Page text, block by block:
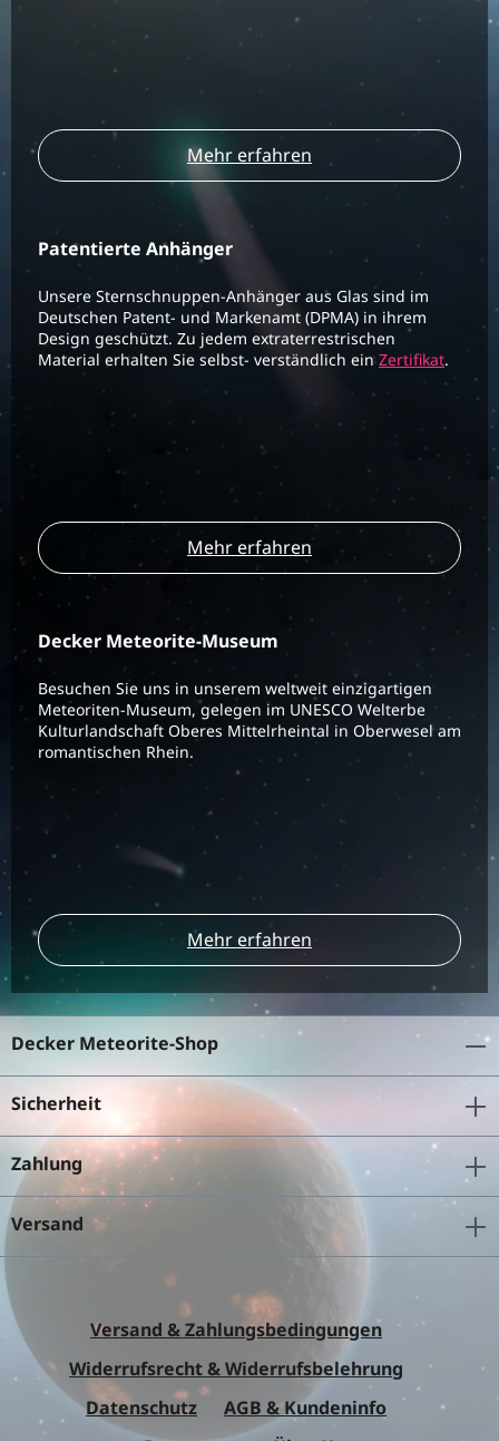
Mehr erfahren
Patentierte Anhänger
Unsere Sternschnuppen-Anhänger aus Glas sind im
Deutschen Patent- und Markenamt (DPMA) in ihrem
Design geschützt. Zu jedem extraterrestrischen
Material erhalten Sie selbst- verständlich einZertifikat.
Mehr erfahren
Decker Meteorite-Museum
Besuchen Sie uns in unserem weltweit einzigartigen
Meteoriten-Museum, gelegen im UNESCO Welterbe
Kulturlandschaft Oberes Mittelrheintal in Oberwesel am
romantischen Rhein.
Mehr erfahren
Decker Meteorite-Shop
Sicherheit
Zahlung
Versand
Versand & Zahlungsbedingungen
Widerrufsrecht & Widerrufsbelehrung
Datenschutz
AGB & Kundeninfo